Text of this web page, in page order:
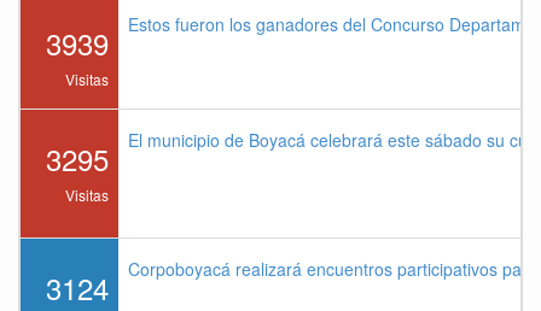
3939
Visitas
Estos fueron los ganadores del Concurso
3295
Visitas
El municipio de Boyacá celebrará este sábado su
3124 Corpoboyacá realizará encuentros participativos